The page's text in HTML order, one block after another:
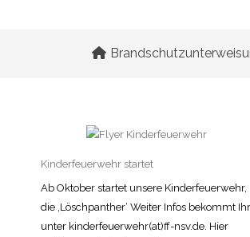
Kinderfeuerwehr startet
Ab Oktober startet unsere Kinderfeuerwehr,
die ‚Löschpanther‘ Weiter Infos bekommt Ihr
unter kinderfeuerwehr(at)ff-nsv.de. Hier